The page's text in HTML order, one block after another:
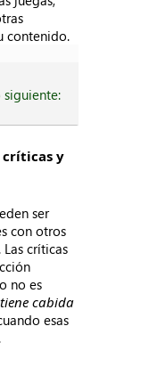
contenido.
siguiente:
críticas y
ser
con otros
críticas
no es
cabida
esas